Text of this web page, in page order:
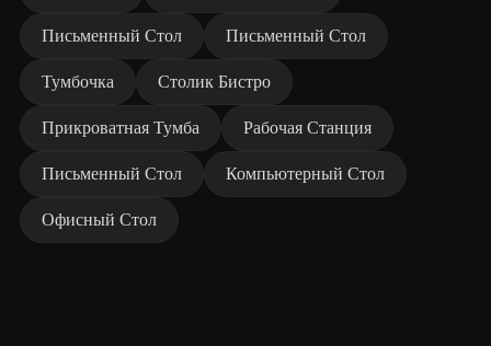
Письменный Стол Письменный Стол
Тумбочка Столик Бистро
Прикроватная Тумба Рабочая Станция
Письменный Стол Компьютерный Стол
Офисный Стол